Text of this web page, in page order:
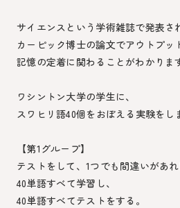
サイエンスという学術雑誌で発表さ
カーピック博士の論文でアウトプッ
記憶の定着に関わることがわかりま
ワシントン大学の学生に、
スワヒリ語40個をおぼえる実験をし
【第1グループ】
テストをして、1つでも間違いがあ
40単語すべて学習し、
40単語すべてテストをする。